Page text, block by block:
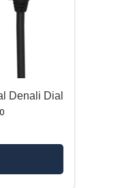
Denali Dial